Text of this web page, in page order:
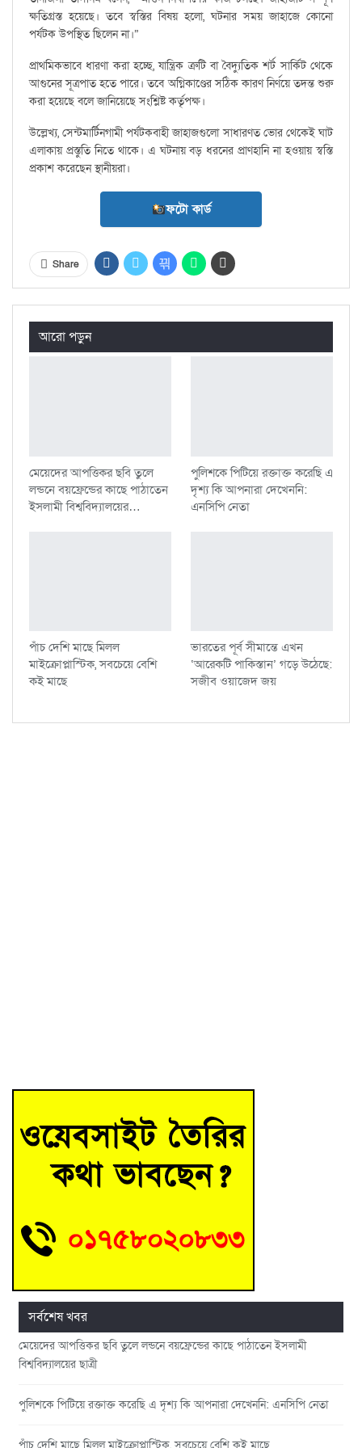
ক্ষতিগ্রস্ত হয়েছে। তবে স্বস্তির বিষয় হলো, ঘটনার সময় জাহাজে কোনো
পর্যটক উপস্থিত ছিলেন না।”
প্রাথমিকভাবে ধারণা করা হচ্ছে, যান্ত্রিক ত্রুটি বা বৈদ্যুতিক শর্ট সার্কিট থেকে
আগুনের সূত্রপাত হতে পারে। তবে অগ্নিকাণ্ডের সঠিক কারণ নির্ণয়ে তদন্ত শুরু
করা হয়েছে বলে জানিয়েছে সংশ্লিষ্ট কর্তৃপক্ষ।
উল্লেখ্য, সেন্টমার্টিনগামী পর্যটকবাহী জাহাজগুলো সাধারণত ভোর থেকেই ঘাট
এলাকায় প্রস্তুতি নিতে থাকে। এ ঘটনায় বড় ধরনের প্রাণহানি না হওয়ায় স্বস্তি
প্রকাশ করেছেন স্থানীয়রা।
ফটো কার্ড
Share
আরো পড়ুন
মেয়েদের আপত্তিকর ছবি তুলে
লন্ডনে বয়ফ্রেন্ডের কাছে পাঠাতেন
ইসলামী বিশ্ববিদ্যালয়ের…
পুলিশকে পিটিয়ে রক্তাক্ত করেছি এ
দৃশ্য কি আপনারা দেখেননি:
এনসিপি নেতা
পাঁচ দেশি মাছে মিলল
মাইক্রোপ্লাস্টিক, সবচেয়ে বেশি
কই মাছে
ভারতের পূর্ব সীমান্তে এখন
‘আরেকটি পাকিস্তান’ গড়ে উঠেছে:
সজীব ওয়াজেদ জয়
সর্বশেষ খবর
মেয়েদের আপত্তিকর ছবি তুলে লন্ডনে বয়ফ্রেন্ডের কাছে পাঠাতেন ইসলামী
বিশ্ববিদ্যালয়ের ছাত্রী
পুলিশকে পিটিয়ে রক্তাক্ত করেছি এ দৃশ্য কি আপনারা দেখেননি: এনসিপি নেতা